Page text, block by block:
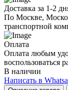
Доставка за 1-2
По Москве,
транспортной
Оплата
Оплата любым
воспользоваться
В наличии
Написать в